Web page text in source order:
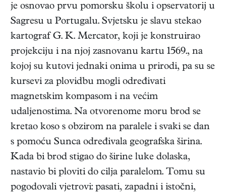
je osnovao prvu pomorsku školu i opservatorij u
Sagresu u Portugalu. Svjetsku je slavu stekao
kartograf G. K. Mercator, koji je konstruirao
projekciju i na njoj zasnovanu kartu 1569., na
kojoj su kutovi jednaki onima u prirodi, pa su se
kursevi za plovidbu mogli određivati
magnetskim kompasom i na većim
udaljenostima. Na otvorenome moru brod se
kretao koso s obzirom na paralele i svaki se dan
s pomoću Sunca određivala geografska širina.
Kada bi brod stigao do širine luke dolaska,
nastavio bi ploviti do cilja paralelom. Tomu su
pogodovali vjetrovi: pasati, zapadni i istočni,